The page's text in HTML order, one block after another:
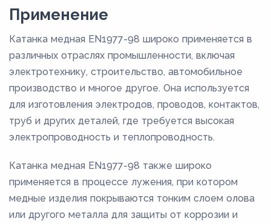
Применение
Катанка медная EN1977-98 широко применяется в
различных отраслях промышленности, включая
электротехнику, строительство, автомобильное
производство и многое другое. Она используется
для изготовления электродов, проводов, контактов,
труб и других деталей, где требуется высокая
электропроводность и теплопроводность.
Катанка медная EN1977-98 также широко
применяется в процессе лужения, при котором
медные изделия покрываются тонким слоем олова
или другого металла для защиты от коррозии и